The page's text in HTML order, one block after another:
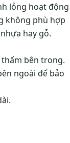
lỏng hoạt động
không phù hợp
hay gỗ.
bên trong.
ngoài để bảo